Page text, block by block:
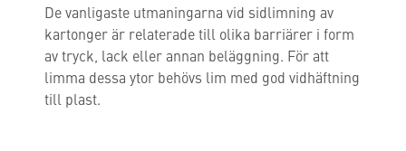
De vanligaste utmaningarna vid sidlimning av
kartonger är relaterade till olika barriärer i form
av tryck, lack eller annan beläggning. För att
limma dessa ytor behövs lim med god vidhäftning
till plast.